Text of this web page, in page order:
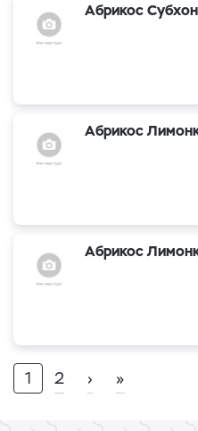
Абрикос
Абрикос
Абрикос
1 2 › »